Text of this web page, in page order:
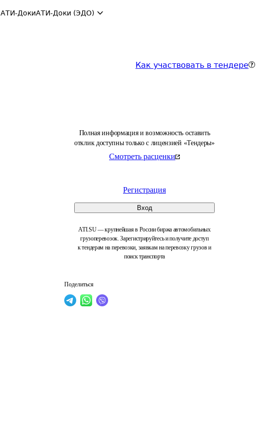
АТИ-ДокиАТИ-Доки (ЭДО)
Как участвовать в тендере
Полная информация и возможность оставить
отклик доступны только с лицензией «Тендеры»
Смотреть расценки
Регистрация
Вход
ATI.SU — крупнейшая в России биржа автомобильных
грузоперевозок. Зарегистрируйтесь и получите доступ
к тендерам на перевозки, заявкам на перевозку грузов и
поиск транспорта
Поделиться